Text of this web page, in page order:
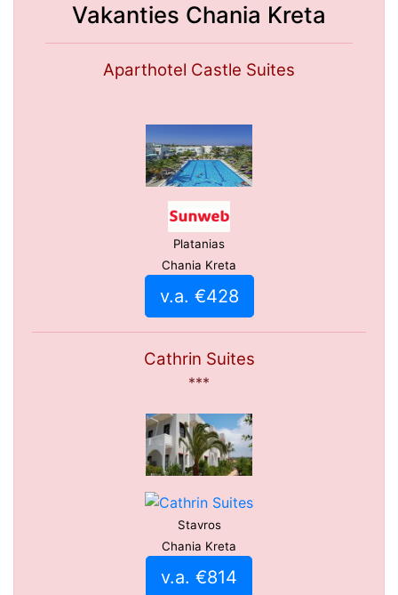
Vakanties Chania Kreta
Aparthotel Castle Suites
Platanias
Chania Kreta
v.a. €428
Cathrin Suites
***
Stavros
Chania Kreta
v.a. €814